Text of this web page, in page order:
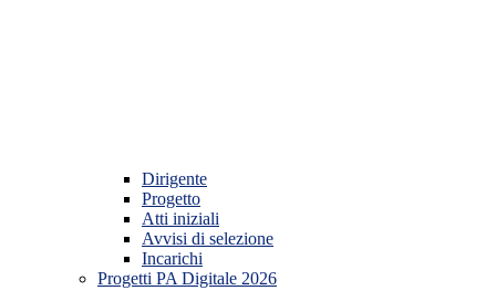
Dirigente
Progetto
Atti iniziali
Avvisi di selezione
Incarichi
Progetti PA Digitale 2026